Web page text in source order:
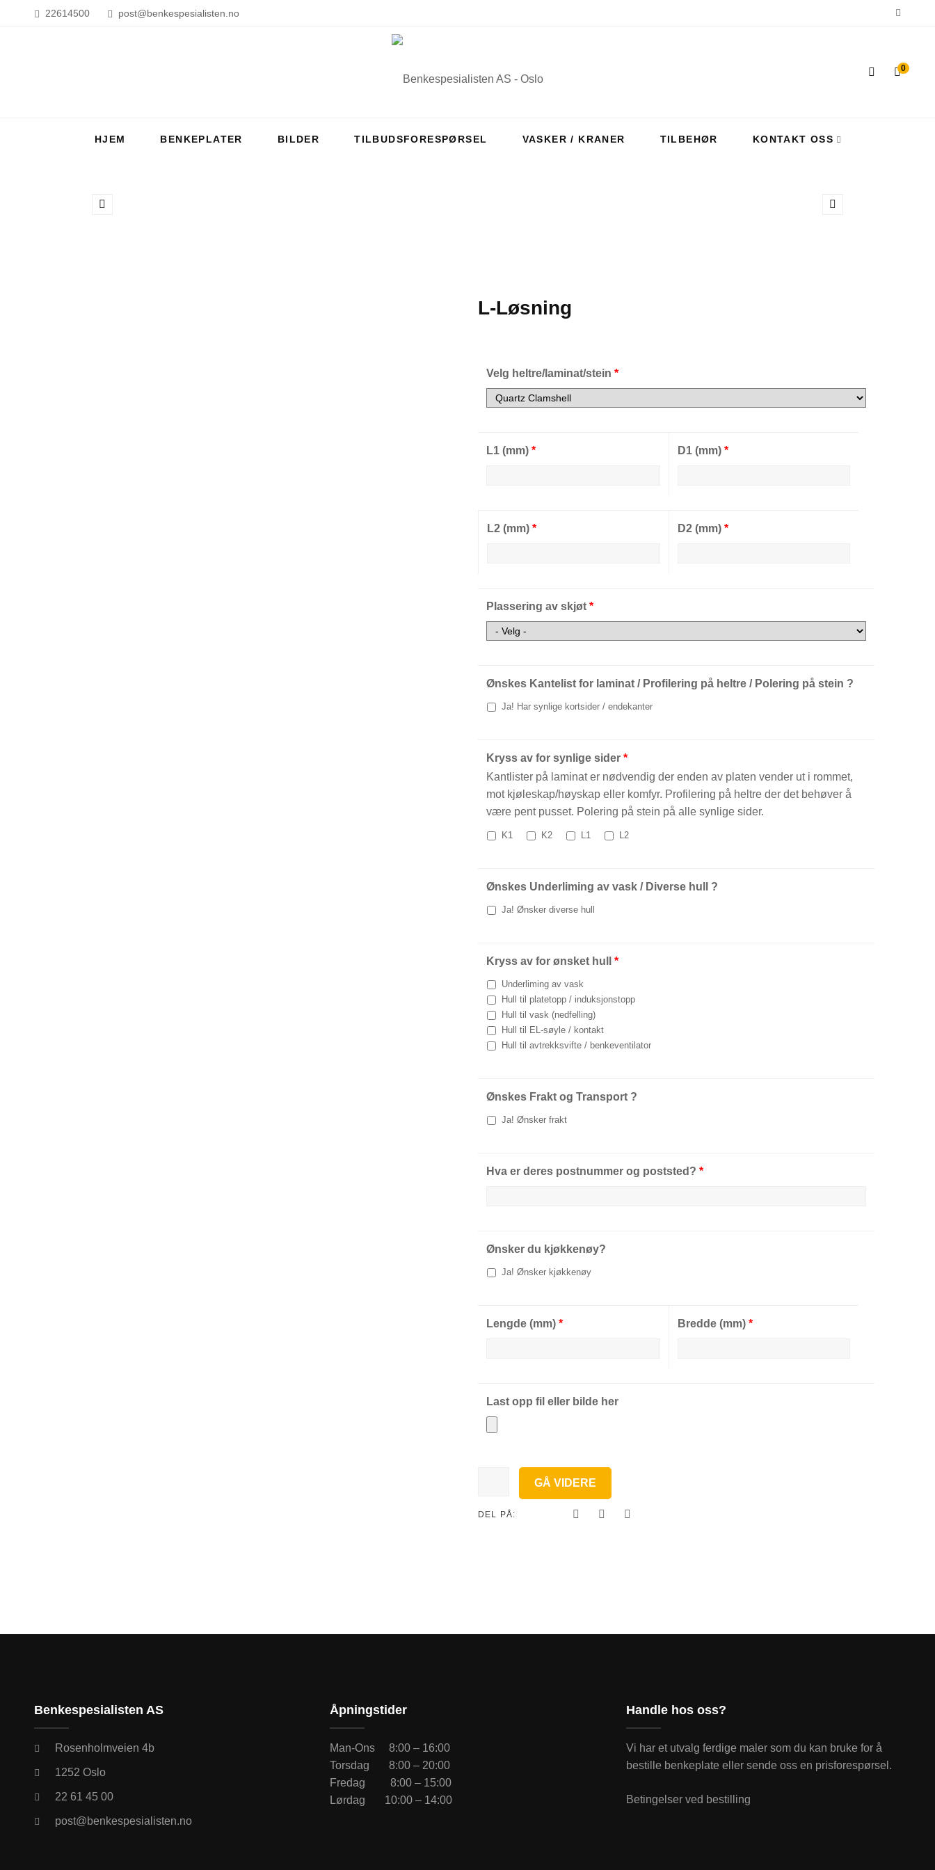
22614500 post@benkespesialisten.no
0
HJEM BENKEPLATER BILDER TILBUDSFORESPØRSEL VASKER / KRANER TILBEHØR KONTAKT OSS
L-Løsning
Velg heltre/laminat/stein *
L1 (mm) * D1 (mm) *
L2 (mm) * D2 (mm) *
Plassering av skjøt *
Ønskes Kantelist for laminat / Profilering på heltre / Polering på stein ?
Ja! Har synlige kortsider / endekanter
Kryss av for synlige sider *
Kantlister på laminat er nødvendig der enden av platen vender ut i rommet,
mot kjøleskap/høyskap eller komfyr. Profilering på heltre der det behøver å
være pent pusset. Polering på stein på alle synlige sider.
K1 K2 L1 L2
Ønskes Underliming av vask / Diverse hull ?
Ja! Ønsker diverse hull
Kryss av for ønsket hull *
Underliming av vask
Hull til platetopp / induksjonstopp
Hull til vask (nedfelling)
Hull til EL-søyle / kontakt
Hull til avtrekksvifte / benkeventilator
Ønskes Frakt og Transport ?
Ja! Ønsker frakt
Hva er deres postnummer og poststed? *
Ønsker du kjøkkenøy?
Ja! Ønsker kjøkkenøy
Lengde (mm) * Bredde (mm) *
Last opp fil eller bilde her
GÅ VIDERE
DEL PÅ:
Benkespesialisten AS
Rosenholmveien 4b
1252 Oslo
22 61 45 00
post@benkespesialisten.no
Åpningstider
Man-Ons 8:00 – 16:00
Torsdag 8:00 – 20:00
Fredag 8:00 – 15:00
Lørdag 10:00 – 14:00
Handle hos oss?
Vi har et utvalg ferdige maler som du kan bruke for å
bestille benkeplate eller sende oss en prisforespørsel.
Betingelser ved bestilling